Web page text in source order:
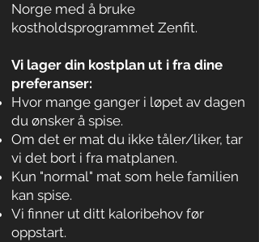
Norge med å bruke
kostholdsprogrammet Zenfit.
Vi lager din kostplan ut i fra dine
preferanser:
Hvor mange ganger i løpet av dagen
du ønsker å spise.
Om det er mat du ikke tåler/liker, tar
vi det bort i fra matplanen.
Kun "normal" mat som hele familien
kan spise.
Vi finner ut ditt kaloribehov før
oppstart.